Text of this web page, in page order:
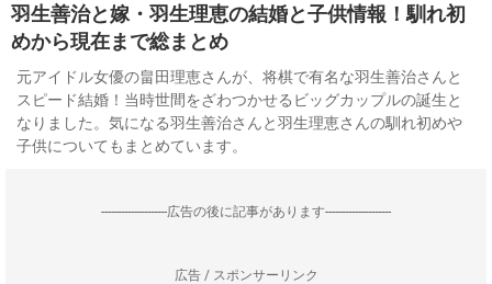
羽生善治と嫁・羽生理恵の結婚と子供情報！馴れ初
めから現在まで総まとめ
元アイドル女優の畠田理恵さんが、将棋で有名な羽生善治さんと
スピード結婚！当時世間をざわつかせるビッグカップルの誕生と
なりました。気になる羽生善治さんと羽生理恵さんの馴れ初めや
子供についてもまとめています。
--------------------広告の後に記事があります--------------------
広告 / スポンサーリンク